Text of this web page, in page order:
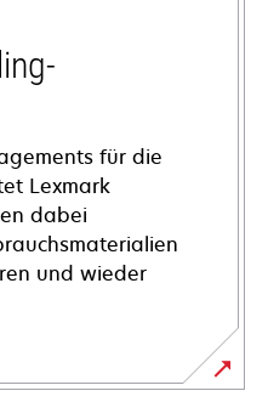
für die
Lexmark
dabei
und wieder